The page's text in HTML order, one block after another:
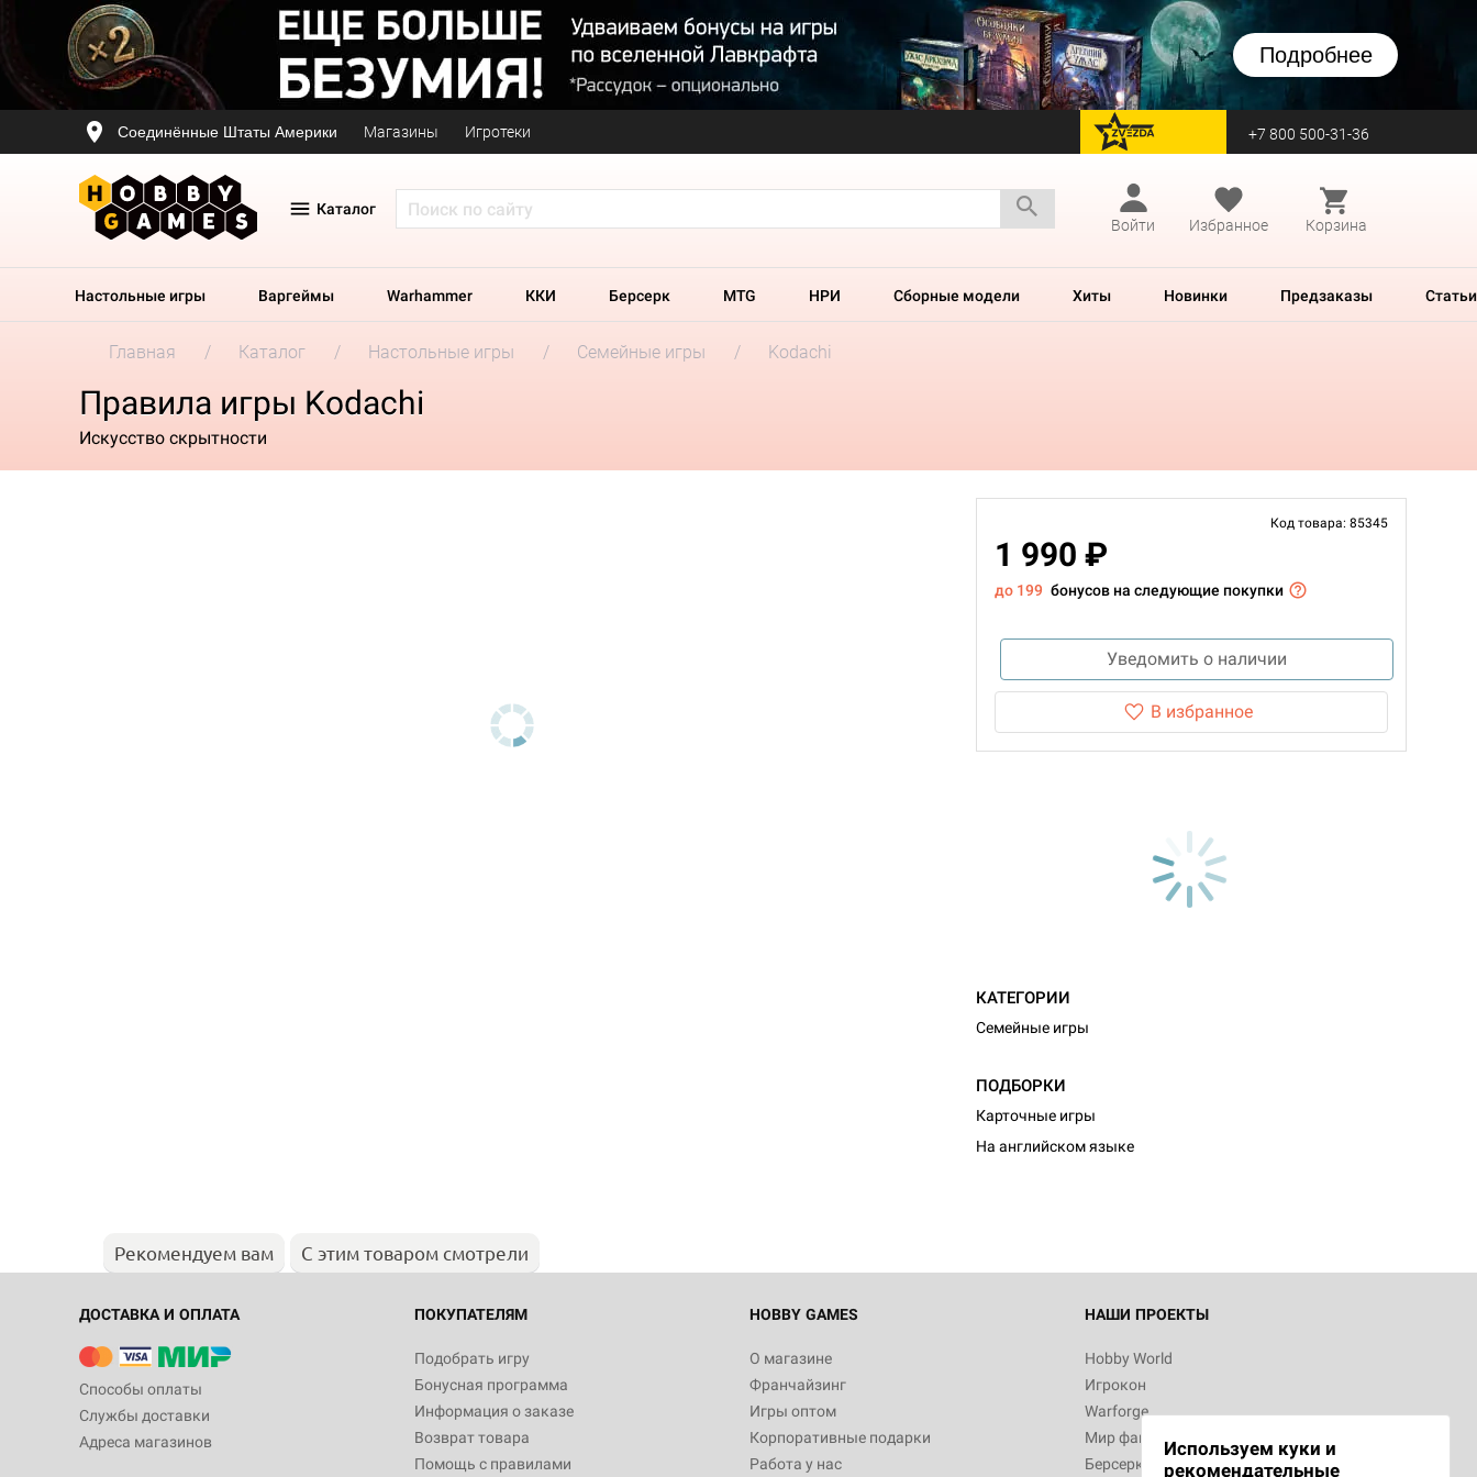
Подробнее
Соединённые Штаты Америки Магазины Игротеки перейти на Zvezda +7 800 500-31-36
Каталог
Войти
Избранное Корзина
Настольные игры Варгеймы Warhammer ККИ Берсерк MTG НРИ Сборные модели Хиты Новинки Предзаказы Статьи
Главная Каталог Настольные игры Семейные игры Kodachi
Правила игры Kodachi
Искусство скрытности
Код товара: 85345
1 990 ₽
до 199 бонусов на следующие покупки
Уведомить о наличии
В избранное
КАТЕГОРИИ
Семейные игры
ПОДБОРКИ
Карточные игры
На английском языке
Рекомендуем вам С этим товаром смотрели
ДОСТАВКА И ОПЛАТА
Способы оплаты
Службы доставки
Адреса магазинов
ПОКУПАТЕЛЯМ
Подобрать игру
Бонусная программа
Информация о заказе
Возврат товара
Помощь с правилами
HOBBY GAMES
О магазине
Франчайзинг
Игры оптом
Корпоративные подарки
Работа у нас
НАШИ ПРОЕКТЫ
Hobby World
Игрокон
Warforge
Мир фантастики
Берсерк
Используем куки и
рекомендательные